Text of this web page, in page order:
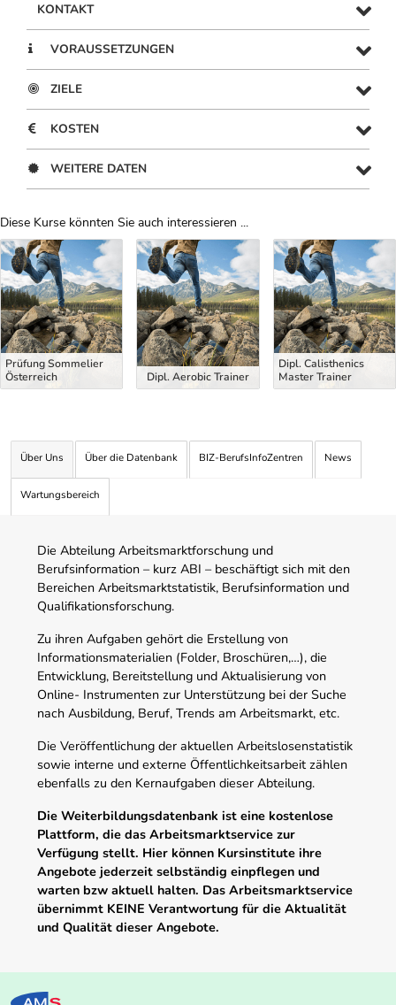
KONTAKT
VORAUSSETZUNGEN
ZIELE
KOSTEN
WEITERE DATEN
Diese Kurse könnten Sie auch interessieren ...
Uber Weiterbildungsvorschläge
Prüfung Sommelier
Österreich
Dipl. Aerobic Trainer
Dipl. Calisthenics
Master Trainer
Über Uns Über die Datenbank BIZ-BerufsInfoZentren News
Wartungsbereich
Die Abteilung Arbeitsmarktforschung und
Berufsinformation – kurz ABI – beschäftigt sich mit den
Bereichen Arbeitsmarktstatistik, Berufsinformation und
Qualifikationsforschung.
Zu ihren Aufgaben gehört die Erstellung von
Informationsmaterialien (Folder, Broschüren,…), die
Entwicklung, Bereitstellung und Aktualisierung von
Online- Instrumenten zur Unterstützung bei der Suche
nach Ausbildung, Beruf, Trends am Arbeitsmarkt, etc.
Die Veröffentlichung der aktuellen Arbeitslosenstatistik
sowie interne und externe Öffentlichkeitsarbeit zählen
ebenfalls zu den Kernaufgaben dieser Abteilung.
Die Weiterbildungsdatenbank ist eine kostenlose
Plattform, die das Arbeitsmarktservice zur
Verfügung stellt. Hier können Kursinstitute ihre
Angebote jederzeit selbständig einpflegen und
warten bzw aktuell halten. Das Arbeitsmarktservice
übernimmt KEINE Verantwortung für die Aktualität
und Qualität dieser Angebote.